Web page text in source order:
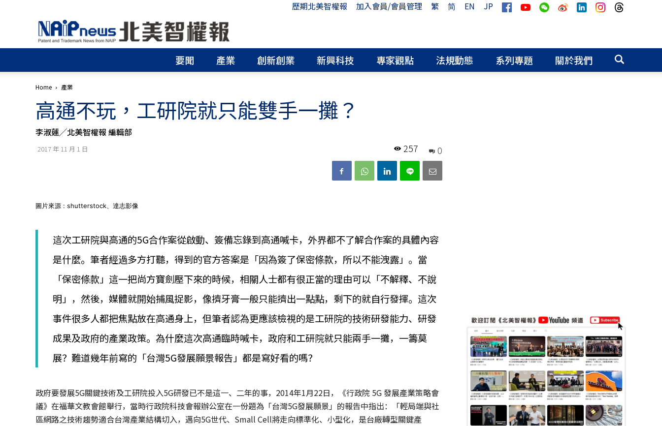
歷期北美智權報 加入會員/會員管理 繁 简 EN
JP
北
美
智
權
│
申
│
分
智
財
權
顧
問
│
專
利
佈
│
國
要聞 產業 創新創業 新興科技 專家觀點 法規動態 系列專題 關於我們
Home 產業
高通不玩，工研院就只能雙手一攤？
李淑蓮╱北美智權報 編輯部
2017 年 11 月 1 日 0
257
圖片來源 : shutterstock、達志影像
這次工研院與高通的5G合作案從啟動、簽備忘錄到高通喊卡，外界都不了解合作案的具體內容
是什麼。筆者經過多方打聽，得到的官方答案是「因為簽了保密條款，所以不能洩露」。當
「保密條款」這一把尚方寶劍壓下來的時候，相關人士都有很正當的理由可以「不解釋、不說
明」，然後，媒體就開始捕風捉影，像擠牙膏一般只能擠出一點點，剩下的就自行發揮。這次
事件很多人都把焦點放在高通身上，但筆者認為更應該檢視的是工研院的技術研發能力、研發
成果及政府的產業政策。為什麼這次高通臨時喊卡，政府和工研院就只能兩手一攤，一籌莫
展？難道幾年前寫的「台灣5G發展願景報告」都是寫好看的嗎？
政府要發展5G關鍵技術及工研院投入5G研發已不是這一、二年的事，2014年1月22日，《行政院 5G 發展產業策略會
議》在福華文教會館舉行，當時行政院科技會報辦公室在一份題為「台灣5G發展願景」的報告中指出：「輕局端與社
區網路之技術趨勢適合台灣產業結構切入，邁向5G世代、Small Cell將走向標準化、小型化，是台廠轉型關鍵產